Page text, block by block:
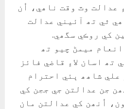
عدالت وٽ وقت ناھي، اُن
ٿي تھ آئيني عدالت
کي روڪي سگھي.
ميمڻ چيو تھ
تھ اسان لاءِ قاضي فائز
علي شاھھ ٻئي احترام
جن عدالتن جي ججن کي
اُنھن کي عدالتن مان